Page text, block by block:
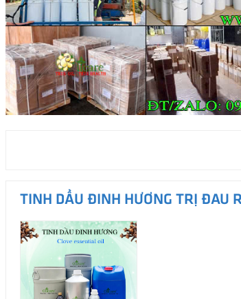
TINH DẦU ĐINH HƯƠNG TRỊ ĐAU